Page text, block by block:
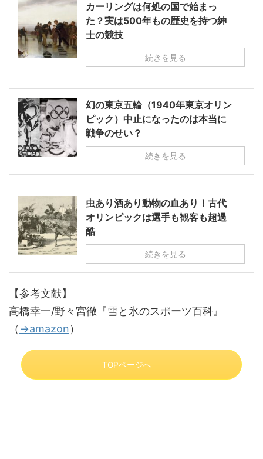
カーリングは何処の国で始まっ
た？実は500年もの歴史を持つ紳
士の競技
続きを見る
幻の東京五輪（1940年東京オリン
ピック）中止になったのは本当に
戦争のせい？
続きを見る
虫あり酒あり動物の血あり！古代
オリンピックは選手も観客も超過
酷
続きを見る
【参考文献】
高橋幸一/野々宮徹『雪と氷のスポーツ百科』
（ →amazon）
TOPページへ